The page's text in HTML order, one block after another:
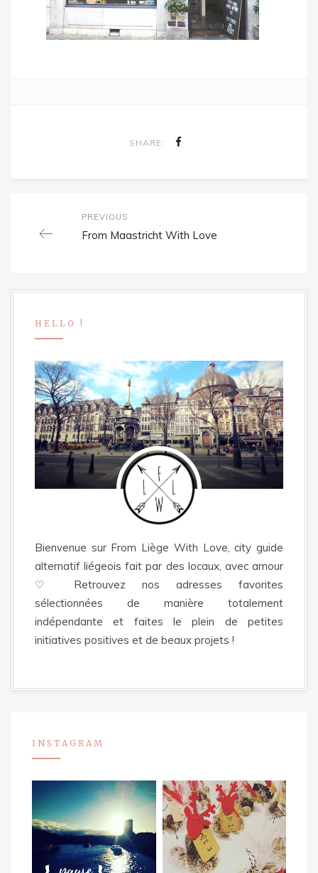
SHARE:
Post
PREVIOUS
Previous
From Maastricht With Love
HELLO !
Bienvenue sur From Liège With Love, city guide
alternatif liégeois fait par des locaux, avec amour
♡ Retrouvez nos adresses favorites
sélectionnées de manière totalement
indépendante et faites le plein de petites
initiatives positives et de beaux projets !
INSTAGRAM